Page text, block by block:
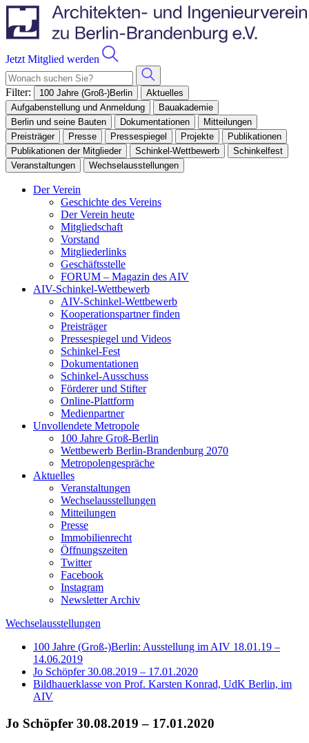
Jetzt Mitglied werden
Filter: 100 Jahre (Groß-)Berlin
Aktuelles
Aufgabenstellung und Anmeldung
Bauakademie
Berlin und seine Bauten
Dokumentationen
Mitteilungen
Preisträger
Presse Pressespiegel Projekte
Publikationen
Publikationen der Mitglieder
Schinkel-Wettbewerb
Schinkelfest
Veranstaltungen
Wechselausstellungen
Der Verein
Geschichte des Vereins
Der Verein heute
Mitgliedschaft
Vorstand
Mitgliederlinks
Geschäftsstelle
FORUM – Magazin des AIV
AIV-Schinkel-Wettbewerb
AIV-Schinkel-Wettbewerb
Kooperationspartner finden
Preisträger
Pressespiegel und Videos
Schinkel-Fest
Dokumentationen
Schinkel-Ausschuss
Förderer und Stifter
Online-Plattform
Medienpartner
Unvollendete Metropole
100 Jahre Groß-Berlin
Wettbewerb Berlin-Brandenburg 2070
Metropolengespräche
Aktuelles
Veranstaltungen
Wechselausstellungen
Mitteilungen
Presse
Immobilienrecht
Öffnungszeiten
Twitter
Facebook
Instagram
Newsletter Archiv
Wechselausstellungen
100 Jahre (Groß-)Berlin: Ausstellung im AIV 18.01.19 –
14.06.2019
Jo Schöpfer 30.08.2019 – 17.01.2020
Bildhauerklasse von Prof. Karsten Konrad, UdK Berlin, im
AIV
Jo Schöpfer 30.08.2019 – 17.01.2020